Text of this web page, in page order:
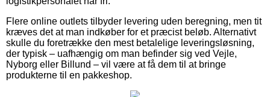
Flere online outlets tilbyder levering uden beregning, men tit
kræves det at man indkøber for et præcist beløb. Alternativt
skulle du foretrække den mest betalelige leveringsløsning,
der typisk – uafhængig om man befinder sig ved Vejle,
Nyborg eller Billund – vil være at få dem til at bringe
produkterne til en pakkeshop.